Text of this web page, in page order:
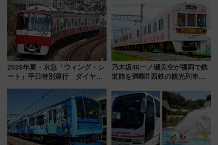
2026年夏・京急「ウィング・シ
ート」平日特別運行 ダイヤ・
三浦海岸を堪能できるお出かけ
プランもご紹介
乃木坂46一ノ瀬美空が福岡で鉄
道旅を満喫⁈ 西鉄の観光列車
CHIKUGO」で巡る福岡･太宰
府･柳川の旅！YouTubeが公開
に